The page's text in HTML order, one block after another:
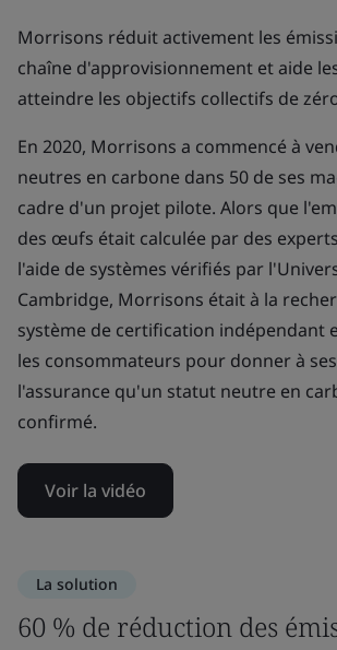
Morrisons réduit activement les
chaîne d'approvisionnement et aide
atteindre les objectifs collectifs de
En 2020, Morrisons a commencé à
neutres en carbone dans 50 de ses
cadre d'un projet pilote. Alors que
des œufs était calculée par des
l'aide de systèmes vérifiés par
Cambridge, Morrisons était à la
système de certification indépendant
les consommateurs pour donner à
l'assurance qu'un statut neutre en
confirmé.
Voir la vidéo
La solution
60 % de réduction des